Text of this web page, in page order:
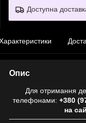
Доступна
Опис
Для отримання
телефонами: +380
на